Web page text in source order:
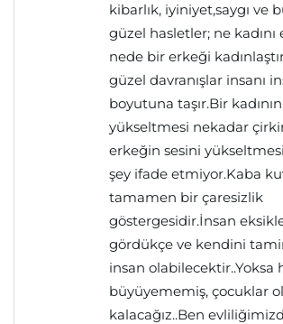
kibarlık, iyiniyet,saygı ve
güzel hasletler; ne
nede bir erkeği
güzel davranışlar insanı
boyutuna taşır.Bir
yükseltmesi nekadar
erkeğin sesini
şey ifade etmiyor.Kaba
tamamen bir çaresizlik
göstergesidir.İnsan
gördükçe ve kendini
insan olabilecektir..Yoksa
büyüyememiş, çocuklar
kalacağız..Ben